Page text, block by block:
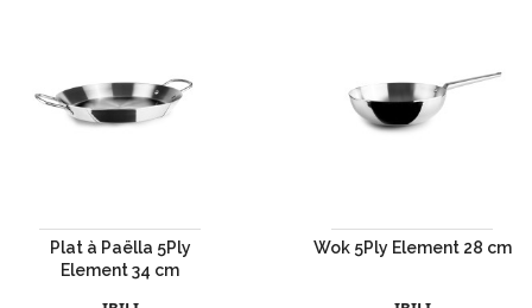
Plat à Paëlla 5Ply
Element 34 cm
Wok 5Ply Element 28 cm